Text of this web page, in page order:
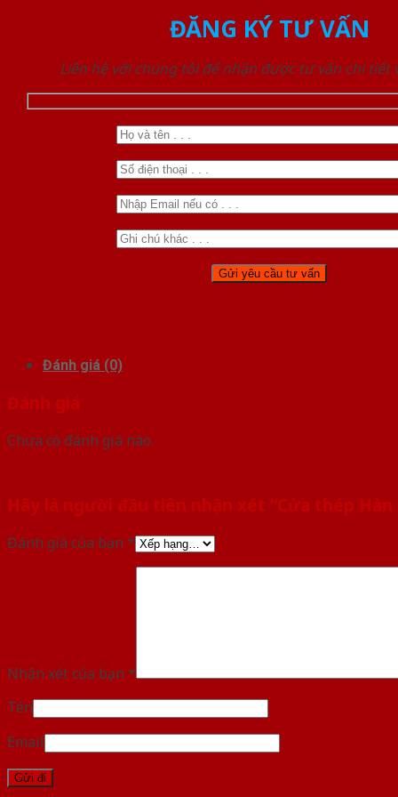
ĐĂNG KÝ TƯ VẤN
Liên hệ với chúng tôi để nhận được tư vấn chi tiết
Đánh giá (0)
Đánh giá
Chưa có đánh giá nào.
Hãy là người đầu tiên nhận xét “Cửa thép Hàn
Đánh giá của bạn *
Nhận xét của bạn *
Tên
Email